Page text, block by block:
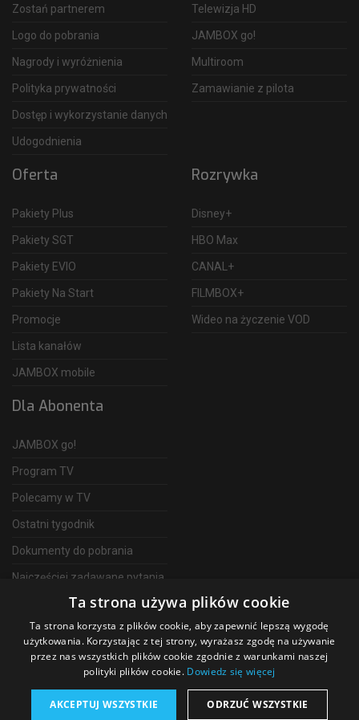
Zostań partnerem
Logo do pobrania
Nagrody i wyróżnienia
Polityka prywatności
Dostęp i wykorzystanie danych
Udogodnienia
Telewizja HD
JAMBOX go!
Multiroom
Zamawianie z pilota
Oferta
Pakiety Plus
Pakiety SGT
Pakiety EVIO
Pakiety Na Start
Promocje
Lista kanałów
JAMBOX mobile
Rozrywka
Disney+
HBO Max
CANAL+
FILMBOX+
Wideo na życzenie VOD
Dla Abonenta
JAMBOX go!
Program TV
Polecamy w TV
Ostatni tygodnik
Dokumenty do pobrania
Najczęściej zadawane pytania
Telewizja Światłowodowa
Ta strona używa plików cookie
Ta strona korzysta z plików cookie, aby zapewnić lepszą wygodę
użytkowania. Korzystając z tej strony, wyrażasz zgodę na używanie
przez nas wszystkich plików cookie zgodnie z warunkami naszej
polityki plików cookie. Dowiedz się więcej
AKCEPTUJ WSZYSTKIE ODRZUĆ WSZYSTKIE